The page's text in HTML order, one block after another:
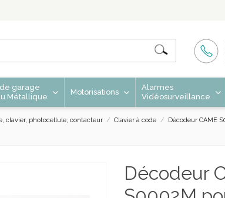
garage
Métallique
Motorisations
Alarmes
Vidéosurveillance
clavier, photocellule, contacteur Clavier à code Décodeur CAME
Décodeur